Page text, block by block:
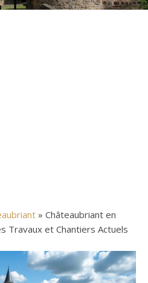
» Châteaubriant en
Travaux et Chantiers Actuels